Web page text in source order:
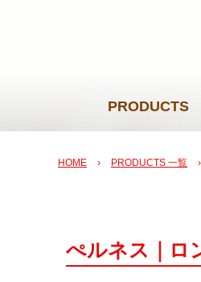
PRODUCTS
HOME › PRODUCTS 一覧 ›
ぺルネス｜ロ